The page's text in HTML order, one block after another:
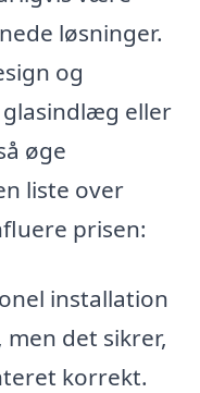
løsninger.
og
eller
øge
liste over
prisen:
installation
det sikrer,
korrekt.